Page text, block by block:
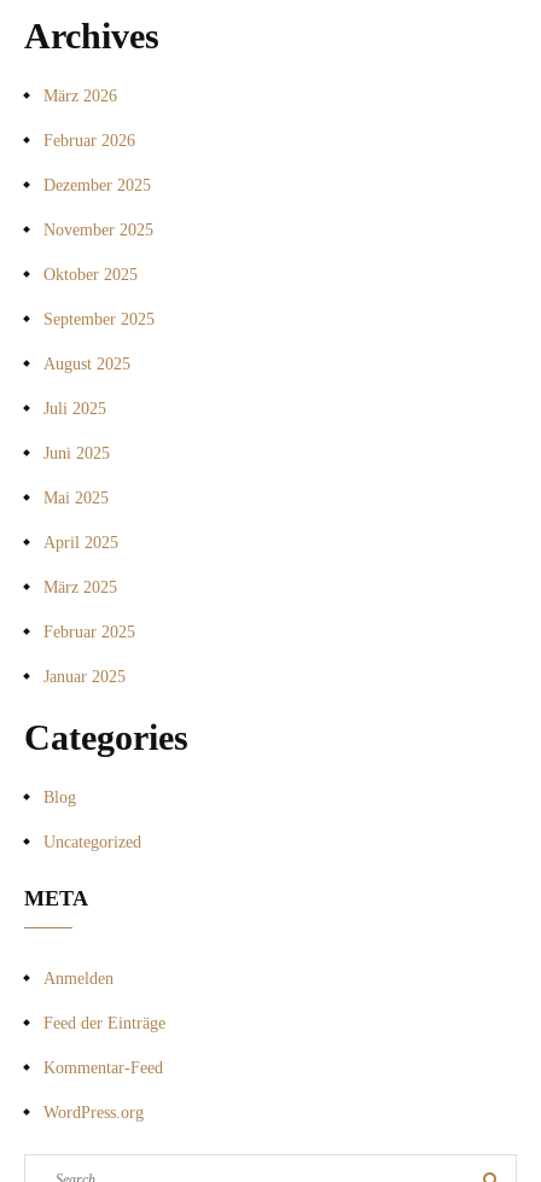
Archives
März 2026
Februar 2026
Dezember 2025
November 2025
Oktober 2025
September 2025
August 2025
Juli 2025
Juni 2025
Mai 2025
April 2025
März 2025
Februar 2025
Januar 2025
Categories
Blog
Uncategorized
META
Anmelden
Feed der Einträge
Kommentar-Feed
WordPress.org